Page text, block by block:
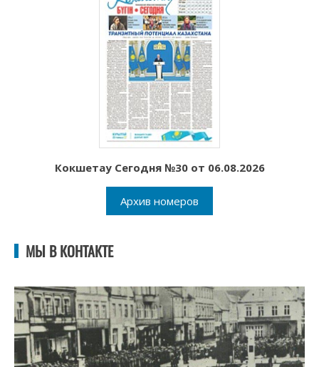
Кокшетау Сегодня №30 от 06.08.2026
Архив номеров
МЫ В КОНТАКТЕ